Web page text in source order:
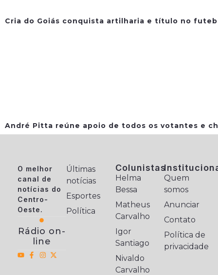
Cria do Goiás conquista artilharia e título no
André Pitta reúne apoio de todos os votantes e
O melhor
canal de
notícias do
Centro-
Oeste.
Rádio on-
line
Últimas
notícias
Esportes
Política
Colunistas
Helma
Bessa
Matheus
Carvalho
Igor
Santiago
Nivaldo
Carvalho
Quem
somos
Anunciar
Contato
Política de
privacidade